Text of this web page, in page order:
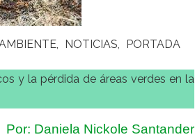
NOTICIAS PORTADA
y la pérdida de áreas verdes en la
Por: Daniela Nickole Santander